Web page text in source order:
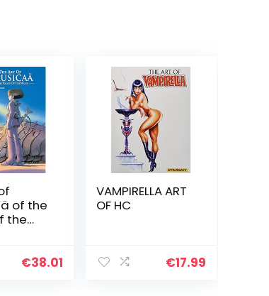
of the
the
€38.01
VAMPIRELLA ART
OF HC
€17.99